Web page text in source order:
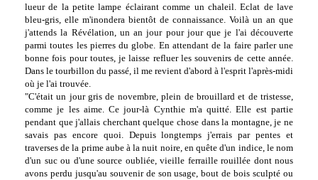
lueur de la petite lampe éclairant comme un chaleil. Eclat de lave
bleu-gris, elle m'inondera bientôt de connaissance. Voilà un an que
j'attends la Révélation, un an jour pour jour que je l'ai découverte
parmi toutes les pierres du globe. En attendant de la faire parler une
bonne fois pour toutes, je laisse refluer les souvenirs de cette année.
Dans le tourbillon du passé, il me revient d'abord à l'esprit l'après-midi
où je l'ai trouvée.
"C'était un jour gris de novembre, plein de brouillard et de tristesse,
comme je les aime. Ce jour-là Cynthie m'a quitté. Elle est partie
pendant que j'allais cherchant quelque chose dans la montagne, je ne
savais pas encore quoi. Depuis longtemps j'errais par pentes et
traverses de la prime aube à la nuit noire, en quête d'un indice, le nom
d'un suc ou d'une source oubliée, vieille ferraille rouillée dont nous
avons perdu jusqu'au souvenir de son usage, bout de bois sculpté ou